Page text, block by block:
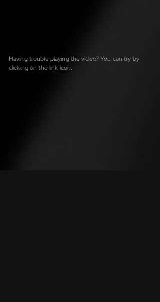
Having trouble playing the video? You can try by
clicking on the link icon: